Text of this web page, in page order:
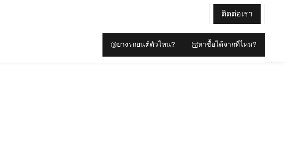
ติดต่อเรา
ยางรถยนต์ตัวไหน? หาซื้อได้จากที่ไหน?